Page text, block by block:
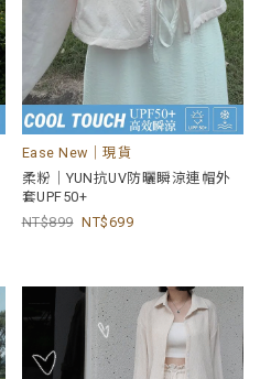
Ease New｜現貨
柔粉｜YUN抗UV防曬瞬涼連帽外
套UPF50+
899
699